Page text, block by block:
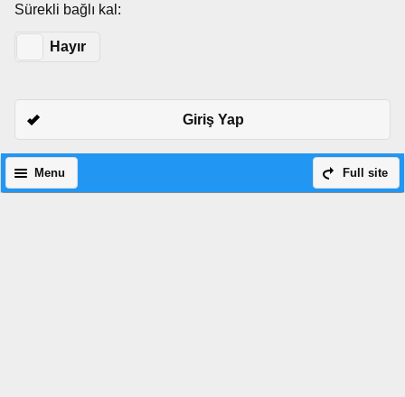
Sürekli bağlı kal:
Hayır
Giriş Yap
Full site
Menu